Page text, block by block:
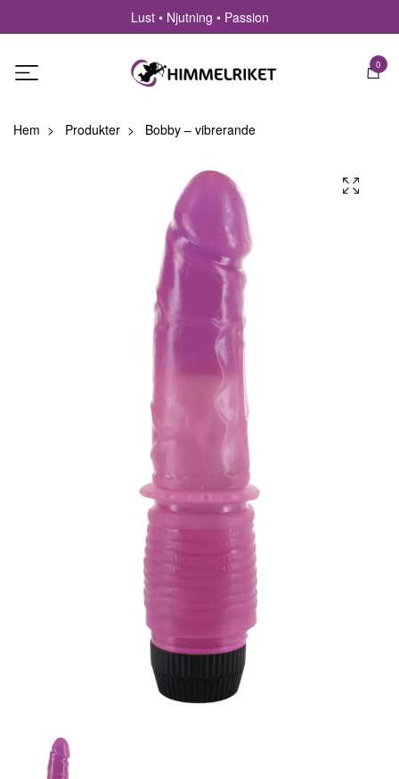
Lust • Njutning • Passion
0
Hem Produkter Bobby – vibrerande